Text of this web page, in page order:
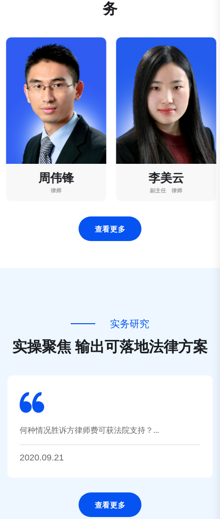
务
周伟锋
律师
李美云
副主任 律师
查看更多
实务研究
实操聚焦 输出可落地法律方案
何种情况胜诉方律师费可获法院支持？...
2020.09.21
查看更多